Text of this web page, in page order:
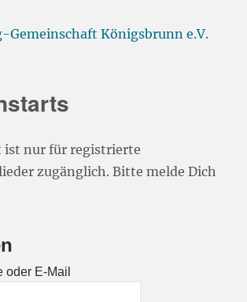
ist nur für registrierte
zugänglich. Bitte melde Dich
oder E-Mail